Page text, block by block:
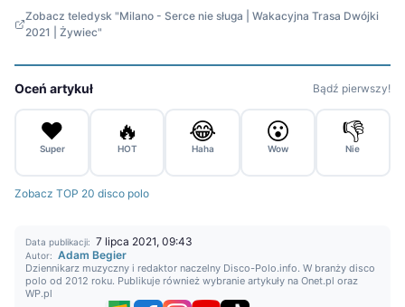
Zobacz teledysk "Milano - Serce nie sługa | Wakacyjna Trasa Dwójki
2021 | Żywiec"
Oceń artykuł Bądź pierwszy!
❤️
Super
🔥
HOT
😂
Haha
😮
Wow
👎
Nie
Zobacz TOP 20 disco polo
Data publikacji: 7 lipca 2021, 09:43
Autor: Adam Begier
Dziennikarz muzyczny i redaktor naczelny Disco-Polo.info. W branży disco
polo od 2012 roku. Publikuje również wybranie artykuły na Onet.pl oraz
WP.pl